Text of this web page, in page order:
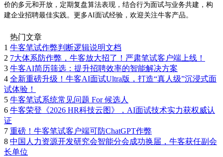
价的多元和开放，定期复盘算法表现，结合行为面试与业务共建，构
建企业招聘最佳实践。更多AI面试经验，欢迎关注牛客产品。
热门文章
1 牛客笔试作弊判断逻辑说明文档
2 7大体系防作弊，牛客放大招了！严肃笔试客户端上线！
3 牛客AI简历筛选：提升招聘效率的智能解决方案
4 全新重磅升级！牛客AI面试Ultra版，打造“真人级”沉浸式面
试体验！
5 牛客笔试系统常见问题 For 候选人
6 牛客荣登《2026 HR科技云图》，AI面试技术实力获权威认
证
7 重磅！牛客笔试客户端可防ChatGPT作弊
8 中国人力资源开发研究会智能分会成功换届，牛客获任副会
长单位